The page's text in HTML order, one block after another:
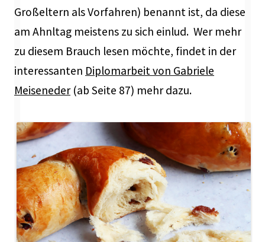
Großeltern als Vorfahren) benannt ist, da diese
am Ahnltag meistens zu sich einlud. Wer mehr
zu diesem Brauch lesen möchte, findet in der
interessanten Diplomarbeit von Gabriele
Meiseneder(ab Seite 87) mehr dazu.